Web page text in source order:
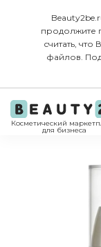
продолжите
считать,
файлов.
Косметический
для бизнеса